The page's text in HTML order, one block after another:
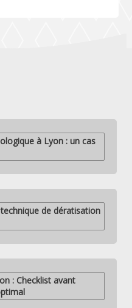
à Lyon : un cas
de dératisation
: Checklist avant